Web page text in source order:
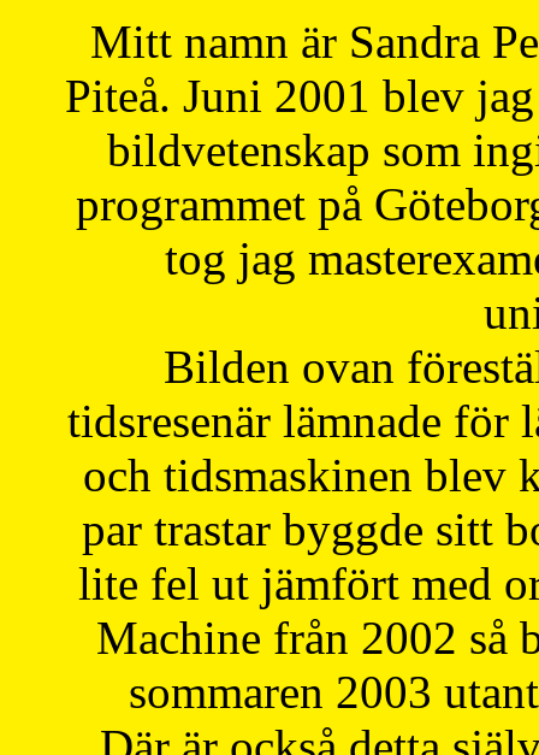
Mitt namn är Sandra
Piteå. Juni 2001 blev
bildvetenskap som
programmet på
tog jag
Bilden ovan
tidsresenär lämnade för
och tidsmaskinen blev
par trastar byggde sitt
lite fel ut jämfört med
Machine från 2002 så
sommaren 2003